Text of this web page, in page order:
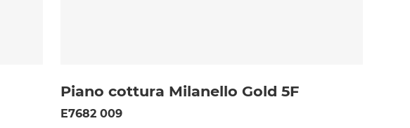
Piano cottura Milanello Gold 5F
E7682 009